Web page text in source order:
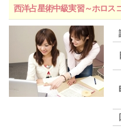
西洋占星術中級実習～ホロス